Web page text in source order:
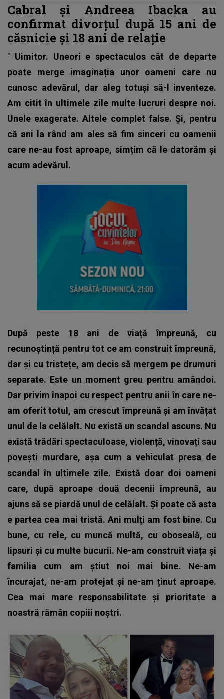
Cabral și Andreea Ibacka au
confirmat divorțul după 15 ani de
căsnicie și 18 ani de relație
" Uimitor. Uneori e spectaculos cât de departe
poate merge imaginația unor oameni care nu
cunosc adevărul, dar aleg totuși să-l inventeze.
Am citit în ultimele zile multe lucruri despre noi.
Unele exagerate. Altele complet false. Și, pentru
că ani la rând am ales să fim sinceri cu oamenii
care ne-au fost aproape, simțim că le datorăm și
acum adevărul.
După peste 18 ani de viață împreună, cu
recunoștință pentru tot ce am construit împreună,
dar și cu tristețe, am decis să mergem pe drumuri
separate. Este un moment greu pentru amândoi.
Dar privim înapoi cu respect pentru anii în care ne-
am oferit totul, am crescut împreună și am învățat
unul de la celălalt. Nu există un scandal ascuns. Nu
există trădări spectaculoase, violență, vinovați sau
povești murdare, așa cum a vehiculat presa de
scandal în ultimele zile. Există doar doi oameni
care, după aproape două decenii împreună, au
ajuns să se piardă unul de celălalt. Și poate că asta
e partea cea mai tristă. Ani mulți am fost bine. Cu
bune, cu rele, cu muncă multă, cu oboseală, cu
lipsuri și cu multe bucurii. Ne-am construit viața și
familia cum am știut noi mai bine. Ne-am
încurajat, ne-am protejat și ne-am ținut aproape.
Cea mai mare responsabilitate și prioritate a
noastră rămân copiii noștri.